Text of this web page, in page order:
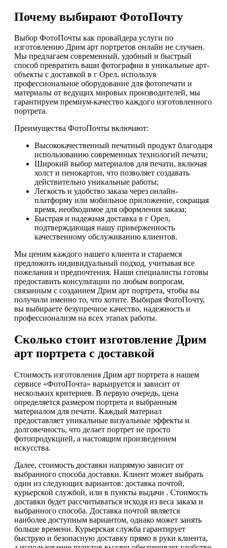
Почему выбирают ФотоПочту
Выбор ФотоПочты как провайдера услуги по
изготовлению Дрим арт портретов онлайн не случаен.
Мы предлагаем современный, удобный и быстрый
способ превратить ваши фотографии в уникальные арт-
объекты с доставкой в г Орел. используя
профессиональное оборудование для фотопечати и
материалы от ведущих мировых производителей, мы
гарантируем премиум-качество каждого изготовленного
портрета.
Преимущества ФотоПочты включают:
Высококачественный печатный продукт благодаря
использованию современных технологий печати;
Широкий выбор материалов для печати, включая
холст и пенокартон, что позволяет создавать
действительно уникальные работы;
Легкость и удобство заказа через онлайн-
платформу или мобильное приложение, сокращая
время, необходимое для оформления заказа;
Быстрая и надежная доставка в г Орел,
подтверждающая нашу приверженность
качественному обслуживанию клиентов.
Мы ценим каждого нашего клиента и стараемся
предложить индивидуальный подход, учитывая все
пожелания и предпочтения. Наши специалисты готовы
предоставить консультации по любым вопросам,
связанным с созданием Дрим арт портрета, чтобы вы
получили именно то, что хотите. Выбирая ФотоПочту,
вы выбираете безупречное качество, надежность и
профессионализм на всех этапах работы.
Сколько стоит изготовление Дрим
арт портрета с доставкой
Стоимость изготовления Дрим арт портрета в нашем
сервисе «ФотоПочта» варьируется и зависит от
нескольких критериев. В первую очередь, цена
определяется размером портрета и выбранным
материалом для печати. Каждый материал
предоставляет уникальные визуальные эффекты и
долговечность, что делает портрет не просто
фотопродукцией, а настоящим произведением
искусства.
Далее, стоимость доставки напрямую зависит от
выбранного способа доставки. Клиент может выбрать
один из следующих вариантов: доставка почтой,
курьерской службой, или в пункты выдачи . Стоимость
доставки будет рассчитываться исходя из веса заказа и
выбранного способа. Доставка почтой является
наиболее доступным вариантом, однако может занять
больше времени. Курьерская служба гарантирует
быструю и безопасную доставку прямо в руки клиента,